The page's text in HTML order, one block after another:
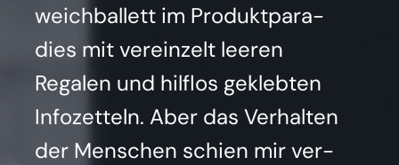
weich­bal­lett im Pro­dukt­pa­ra­
dies mit ver­ein­zelt lee­ren
Rega­len und hilf­los gekleb­ten
Info­zet­teln. Aber das Ver­hal­ten
der Men­schen schien mir ver­